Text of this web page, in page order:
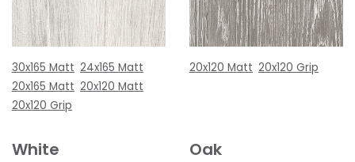
30x165 Matt 24x165 Matt
20x165 Matt 20x120 Matt
20x120 Grip
20x120 Matt 20x120 Grip
White Oak